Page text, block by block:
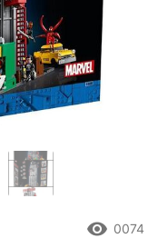
remove_red_eye 0074